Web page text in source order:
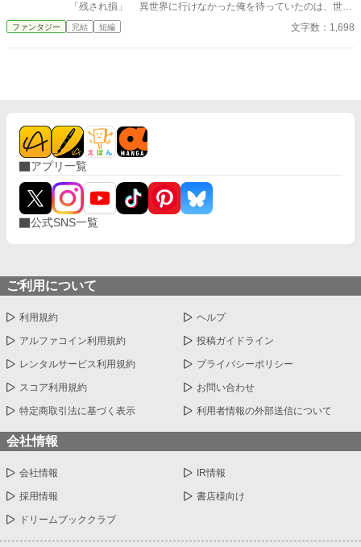
「残され損」 異世界に行けなかった俺を待っていたのは、世知
辛い現実だった。 AI使用状況 GoogleのGeminiさん使ってます〜
誤字脱字チェックと調べ物お願いしてます
ファンタジー 完結 短編 文字数：1,698
アプリ一覧
公式SNS一覧
ご利用について
利用規約 ヘルプ
アルファコイン利用規約 投稿ガイドライン
レンタルサービス利用規約 プライバシーポリシー
スコア利用規約 お問い合わせ
特定商取引法に基づく表示 利用者情報の外部送信について
会社情報
会社情報 IR情報
採用情報 書店様向け
ドリームブッククラブ